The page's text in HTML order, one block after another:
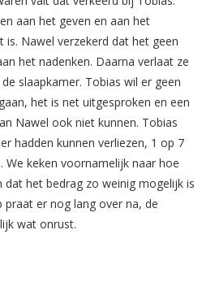
aan het geven en aan het
Nawel verzekerd dat het geen
het nadenken. Daarna verlaat ze
slaapkamer. Tobias wil er geen
het is net uitgesproken en een
Nawel ook niet kunnen. Tobias
hadden kunnen verliezen, 1 op 7
We keken voornamelijk naar hoe
het bedrag zo weinig mogelijk is
praat er nog lang over na, de
wat onrust.